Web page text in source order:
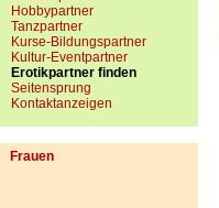
Hobbypartner
Tanzpartner
Kurse-Bildungspartner
Kultur-Eventpartner
Erotikpartner finden
Seitensprung
Kontaktanzeigen
Frauen